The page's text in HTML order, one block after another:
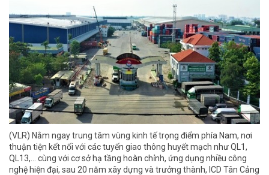
(VLR) Nằm ngay trung tâm vùng kinh tế trọng điểm phía Nam, nơi
thuận tiện kết nối với các tuyến giao thông huyết mạch như QL1,
QL13,… cùng với cơ sở hạ tầng hoàn chỉnh, ứng dụng nhiều công
nghệ hiện đại, sau 20 năm xây dựng và trưởng thành, ICD Tân Cảng